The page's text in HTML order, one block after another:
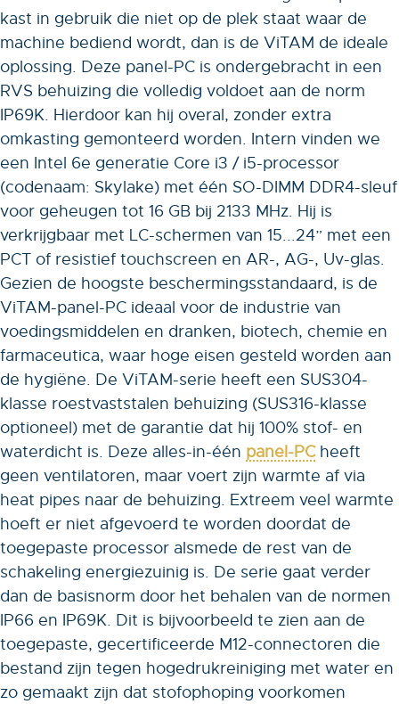
kast in gebruik die niet op de plek staat waar de
machine bediend wordt, dan is de ViTAM de ideale
oplossing. Deze panel-PC is ondergebracht in een
RVS behuizing die volledig voldoet aan de norm
IP69K. Hierdoor kan hij overal, zonder extra
omkasting gemonteerd worden. Intern vinden we
een Intel 6e generatie Core i3 / i5-processor
(codenaam: Skylake) met één SO-DIMM DDR4-sleuf
voor geheugen tot 16 GB bij 2133 MHz. Hij is
verkrijgbaar met LC-schermen van 15...24” met een
PCT of resistief touchscreen en AR-, AG-, Uv-glas.
Gezien de hoogste beschermingsstandaard, is de
ViTAM-panel-PC ideaal voor de industrie van
voedingsmiddelen en dranken, biotech, chemie en
farmaceutica, waar hoge eisen gesteld worden aan
de hygiëne. De ViTAM-serie heeft een SUS304-
klasse roestvaststalen behuizing (SUS316-klasse
optioneel) met de garantie dat hij 100% stof- en
waterdicht is. Deze alles-in-één panel-PCheeft
geen ventilatoren, maar voert zijn warmte af via
heat pipes naar de behuizing. Extreem veel warmte
hoeft er niet afgevoerd te worden doordat de
toegepaste processor alsmede de rest van de
schakeling energiezuinig is. De serie gaat verder
dan de basisnorm door het behalen van de normen
IP66 en IP69K. Dit is bijvoorbeeld te zien aan de
toegepaste, gecertificeerde M12-connectoren die
bestand zijn tegen hogedrukreiniging met water en
zo gemaakt zijn dat stofophoping voorkomen